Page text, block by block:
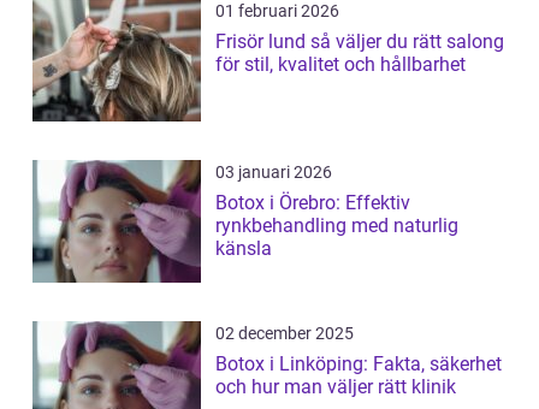
01 februari 2026
Frisör lund så väljer du rätt salong
för stil, kvalitet och hållbarhet
03 januari 2026
Botox i Örebro: Effektiv
rynkbehandling med naturlig
känsla
02 december 2025
Botox i Linköping: Fakta, säkerhet
och hur man väljer rätt klinik